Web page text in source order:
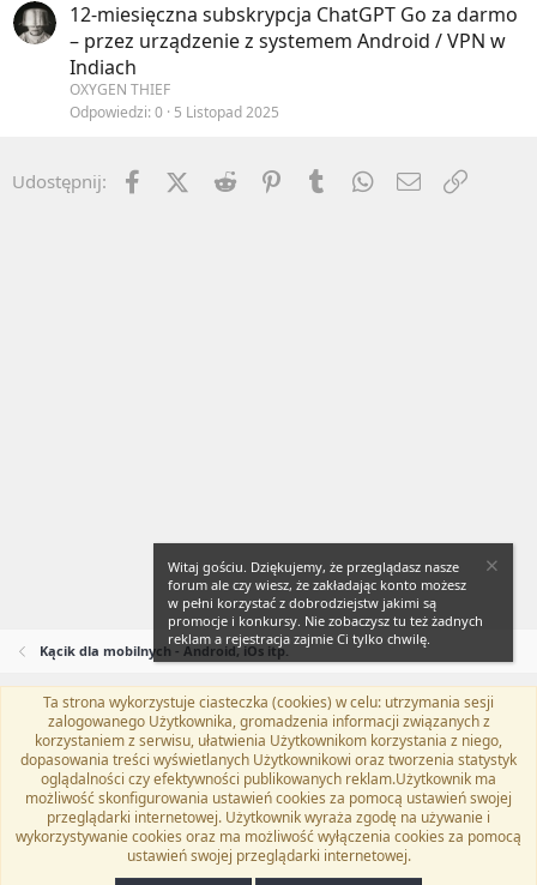
12-miesięczna subskrypcja ChatGPT Go za darmo
– przez urządzenie z systemem Android / VPN w
Indiach
OXYGEN THIEF
Odpowiedzi 0 5 Listopad 2025
Udostępnij: FacebookX (Twitter)
Reddit PinterestTumblr WhatsApp
Email
Kącik dla mobilnych - Android, iOs itp.
Flat Awesome + (Parent DO NOT EDIT)
Polski (PL)
Kontakt
Regulamin Polityka prywatności Pomoc
TwitterKontakt
RSS
Community platform by XenForo® © 2010-2024 XenForo Ltd.
Witaj gościu. Dziękujemy, że przeglądasz nasze
forum ale czy wiesz, że zakładając konto możesz
w pełni korzystać z dobrodziejstw jakimi są
promocje i konkursy. Nie zobaczysz tu też żadnych
reklam a rejestracja zajmie Ci tylko chwilę.
Ta strona wykorzystuje ciasteczka (cookies) w celu: utrzymania sesji
zalogowanego Użytkownika, gromadzenia informacji związanych z
korzystaniem z serwisu, ułatwienia Użytkownikom korzystania z niego,
dopasowania treści wyświetlanych Użytkownikowi oraz tworzenia statystyk
oglądalności czy efektywności publikowanych reklam.Użytkownik ma
możliwość skonfigurowania ustawień cookies za pomocą ustawień swojej
przeglądarki internetowej. Użytkownik wyraża zgodę na używanie i
wykorzystywanie cookies oraz ma możliwość wyłączenia cookies za pomocą
ustawień swojej przeglądarki internetowej.